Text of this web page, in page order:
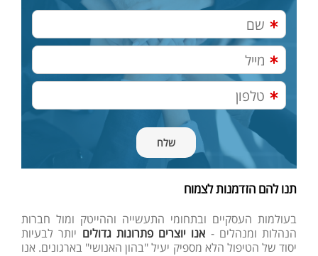
תנו להם הזדמנות לצמוח
בעולמות העסקיים ובתחומי התעשייה וההייטק ומול חברות
הנהלות ומנהלים - אנו יוצרים פתרונות גדולים יותר לבעיות
יסוד של הטיפול הלא מספיק יעיל "בהון האנושי" בארגונים. אנו